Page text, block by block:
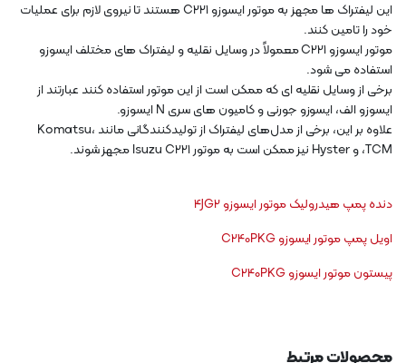
این لیفتراک ها مجهز به موتور ایسوزو C221 هستند تا نیروی لازم برای عملیات
خود را تامین کنند.
موتور ایسوزو C221 معمولاً در وسایل نقلیه و لیفتراک های مختلف ایسوزو
استفاده می شود.
برخی از وسایل نقلیه ای که ممکن است از این موتور استفاده کنند عبارتند از
ایسوزو الف، ایسوزو جورنی و کامیون های سری N ایسوزو.
علاوه بر این، برخی از مدل‌های لیفتراک از تولیدکنندگانی مانند Komatsu،
TCM، و Hyster نیز ممکن است به موتور Isuzu C221 مجهز شوند.
دنده پمپ هیدرولیک موتور ایسوزو 4JG2
اویل پمپ موتور ایسوزو C240PKG
پیستون موتور ایسوزو C240PKG